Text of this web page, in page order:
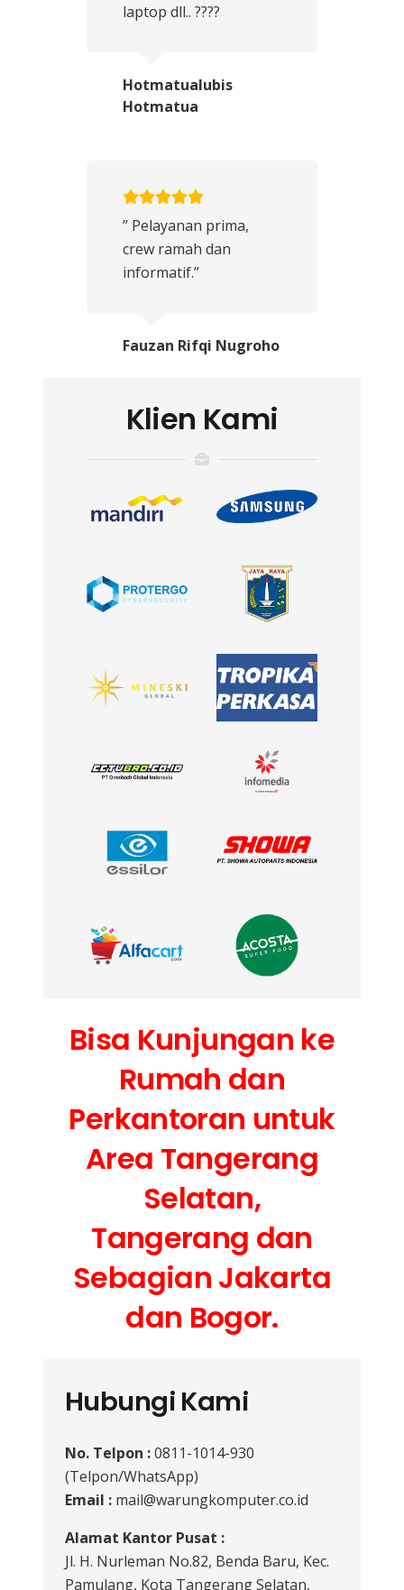
laptop dll.. ????
Hotmatualubis
Hotmatua
” Pelayanan prima,
crew ramah dan
informatif.”
Fauzan Rifqi Nugroho
Klien Kami
Bisa Kunjungan ke
Rumah dan
Perkantoran untuk
Area Tangerang
Selatan,
Tangerang dan
Sebagian Jakarta
dan Bogor.
Hubungi Kami
No. Telpon :0811-1014-930
(Telpon/WhatsApp)
Email : mail@warungkomputer.co.id
Alamat Kantor Pusat :
Jl. H. Nurleman No.82, Benda Baru, Kec.
Pamulang, Kota Tangerang Selatan,